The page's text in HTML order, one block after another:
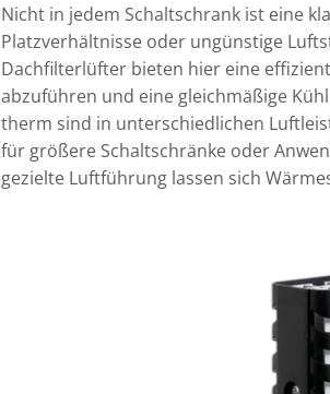
Nicht in jedem Schaltschrank ist eine
Platzverhältnisse oder ungünstige
Dachfilterlüfter bieten hier eine
abzuführen und eine gleichmäßige
therm sind in unterschiedlichen
für größere Schaltschränke oder
gezielte Luftführung lassen sich